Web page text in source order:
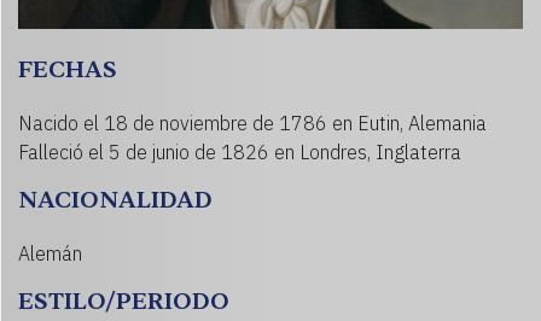
FECHAS
Nacido el 18 de noviembre de 1786 en Eutin, Alemania
Falleció el 5 de junio de 1826 en Londres, Inglaterra
NACIONALIDAD
Alemán
ESTILO/PERIODO